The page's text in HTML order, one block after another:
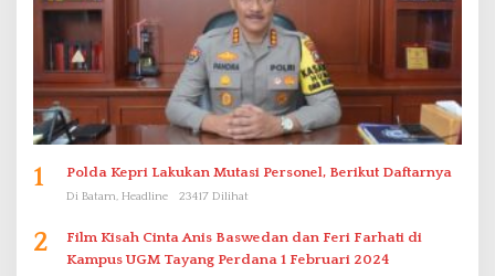
1 Polda Kepri Lakukan Mutasi Personel, Berikut Daftarnya
Di Batam, Headline 23417 Dilihat
2
Film Kisah Cinta Anis Baswedan dan Feri Farhati di
Kampus UGM Tayang Perdana 1 Februari 2024